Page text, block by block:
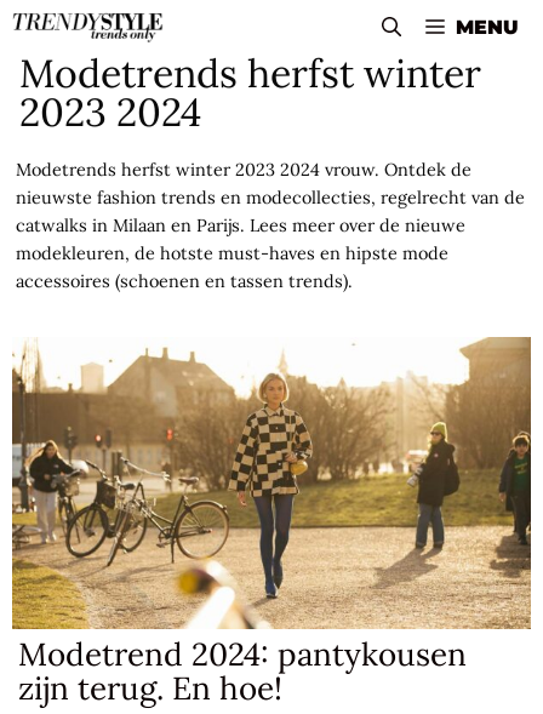
Skip
content
MENU
Modetrends herfst winter
2023 2024
Modetrends herfst winter 2023 2024 vrouw. Ontdek de
nieuwste fashion trends en modecollecties, regelrecht van de
catwalks in Milaan en Parijs. Lees meer over de nieuwe
modekleuren, de hotste must-haves en hipste mode
accessoires (schoenen en tassen trends).
Modetrend 2024: pantykousen
zijn terug. En hoe!